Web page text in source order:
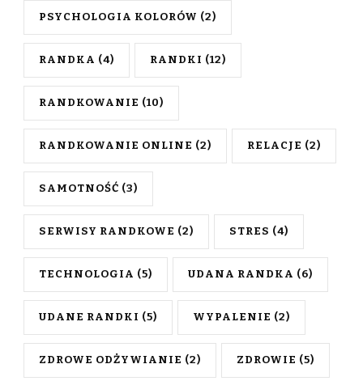
PSYCHOLOGIA KOLORÓW (2)
RANDKA (4) RANDKI (12)
RANDKOWANIE (10)
RANDKOWANIE ONLINE (2) RELACJE (2)
SAMOTNOŚĆ (3)
SERWISY RANDKOWE (2) STRES (4)
TECHNOLOGIA (5) UDANA RANDKA (6)
UDANE RANDKI (5) WYPALENIE (2)
ZDROWE ODŻYWIANIE (2) ZDROWIE (5)